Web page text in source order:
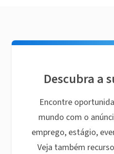
Descubra a
Encontre
mundo com o
emprego, estágio,
Veja também